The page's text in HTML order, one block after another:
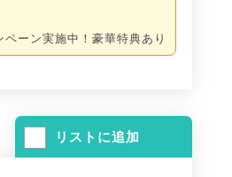
ーン実施中！豪華特典あり
リストに追加